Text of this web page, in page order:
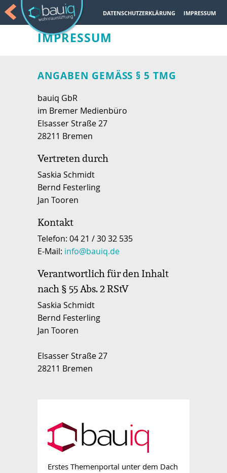
DATENSCHUTZERKLÄRUNG IMPRESSUM
IMPRESSUM
ANGABEN GEMÄSS § 5 TMG
bauiq GbR
im Bremer Medienbüro
Elsasser Straße 27
28211 Bremen
Vertreten durch
Saskia Schmidt
Bernd Festerling
Jan Tooren
Kontakt
Telefon: 04 21 / 30 32 535
E-Mail: info@bauiq.de
Verantwortlich für den Inhalt
nach § 55 Abs. 2 RStV
Saskia Schmidt
Bernd Festerling
Jan Tooren
Elsasser Straße 27
28211 Bremen
Erstes Themenportal unter dem Dach